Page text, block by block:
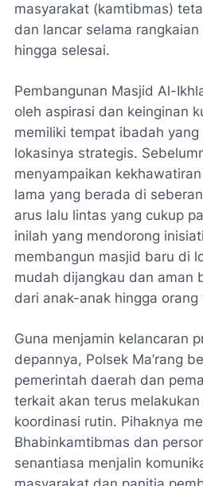
masyarakat (kamtibmas)
dan lancar selama
hingga selesai.
Pembangunan Masjid Al-
oleh aspirasi dan keinginan
memiliki tempat ibadah
lokasinya strategis.
menyampaikan
lama yang berada di
arus lalu lintas yang cukup
inilah yang mendorong
membangun masjid baru di
mudah dijangkau dan aman
dari anak-anak hingga orang
Guna menjamin kelancaran
depannya, Polsek Ma’rang
pemerintah daerah dan
terkait akan terus
koordinasi rutin. Pihaknya
Bhabinkamtibmas dan
senantiasa menjalin